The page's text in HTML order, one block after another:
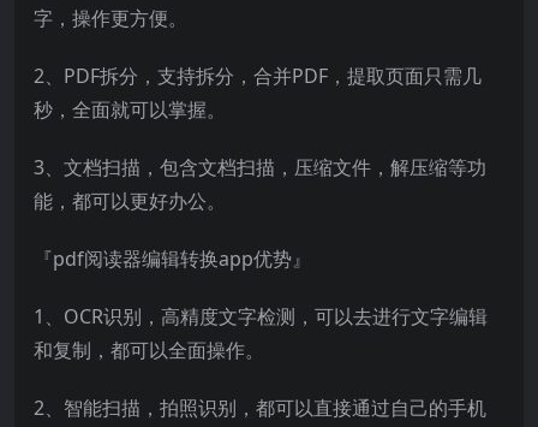
字，操作更方便。
2、PDF拆分，支持拆分，合并PDF，提取页面只需几
秒，全面就可以掌握。
3、文档扫描，包含文档扫描，压缩文件，解压缩等功
能，都可以更好办公。
『pdf阅读器编辑转换app优势』
1、OCR识别，高精度文字检测，可以去进行文字编辑
和复制，都可以全面操作。
2、智能扫描，拍照识别，都可以直接通过自己的手机